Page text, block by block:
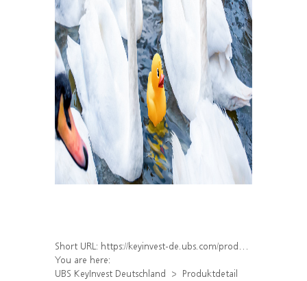
Short URL: https://keyinvest-de.ubs.com/produkt/detail/index/isin/DE000WA8Q0E4
You are here:
UBS KeyInvest Deutschland
Produktdetail